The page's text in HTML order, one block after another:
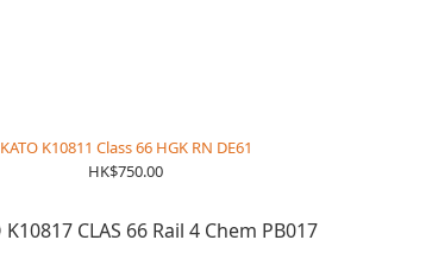
KATO K10811 Class 66 HGK RN DE61
HK$750.00